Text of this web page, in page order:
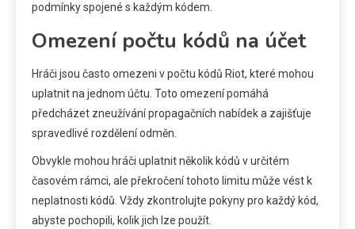
podmínky spojené s každým kódem.
Omezení počtu kódů na účet
Hráči jsou často omezeni v počtu kódů Riot, které mohou
uplatnit na jednom účtu. Toto omezení pomáhá
předcházet zneužívání propagačních nabídek a zajišťuje
spravedlivé rozdělení odměn.
Obvykle mohou hráči uplatnit několik kódů v určitém
časovém rámci, ale překročení tohoto limitu může vést k
neplatnosti kódů. Vždy zkontrolujte pokyny pro každý kód,
abyste pochopili, kolik jich lze použít.